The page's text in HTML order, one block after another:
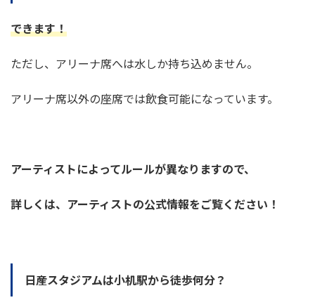
できます！
ただし、アリーナ席へは水しか持ち込めません。
アリーナ席以外の座席では飲食可能になっています。
アーティストによってルールが異なりますので、
詳しくは、アーティストの公式情報をご覧ください！
日産スタジアムは小机駅から徒歩何分？